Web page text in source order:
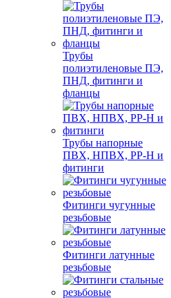
Трубы
полиэтиленовые ПЭ,
ПНД, фитинги и
фланцы
Трубы напорные
ПВХ, НПВХ, PP-H и
фитинги
Фитинги чугунные
резьбовые
Фитинги латунные
резьбовые